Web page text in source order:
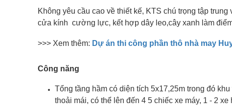
Không yêu cầu cao về thiết kế, KTS chú trọng tập
cửa kính cường lực, kết hợp dây leo,cây xanh làm
>>> Xem thêm: Dự án thi công phần thô nhà may
Công năng
Tổng tầng hầm có diện tích 5x17,25m trong đó
thoải mái, có thể lên đến 4 5 chiếc xe máy, 1 - 2 xe